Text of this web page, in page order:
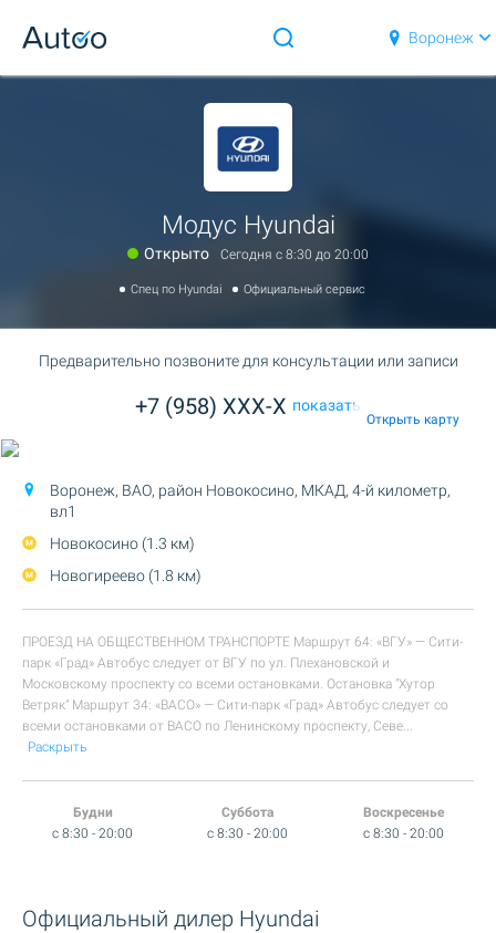
Воронеж
Модус Hyundai
Открыто Сегодня c 8:30 до 20:00
Спец по Hyundai Официальный сервис
Предварительно позвоните для консультации или записи
+7 (958) XXX-X показать
Открыть карту
Воронеж, ВАО, район Новокосино, МКАД, 4-й километр,
вл1
Новокосино (1.3 км)
Новогиреево (1.8 км)
ПРОЕЗД НА ОБЩЕСТВЕННОМ ТРАНСПОРТЕ Маршрут 64: «ВГУ» — Сити-
парк «Град» Автобус следует от ВГУ по ул. Плехановской и
Московскому проспекту со всеми остановками. Остановка "Хутор
Ветряк" Маршрут 34: «ВАСО» — Сити-парк «Град» Автобус следует со
всеми остановками от ВАСО по Ленинскому проспекту, Севе
Раскрыть
Будни
c 8:30 - 20:00
Суббота
c 8:30 - 20:00
Воскресенье
c 8:30 - 20:00
Официальный дилер Hyundai